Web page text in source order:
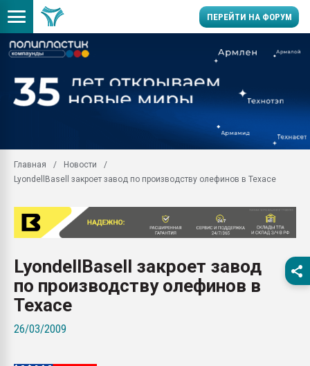
ПЕРЕЙТИ НА ФОРУМ
Вакуум-формовочные
28.07.2026
Всё, что касается
бутылок
Материал поверхности
вакуумного
Главная
Новости
LyondellBasell закроет завод по производству олефинов в Техасе
LyondellBasell закроет завод
по производству олефинов в
Техасе
26/03/2009